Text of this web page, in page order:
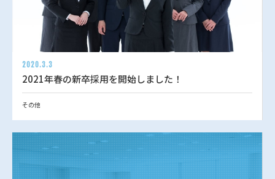
2020.3.3
2021年春の新卒採用を開始しました！
その他